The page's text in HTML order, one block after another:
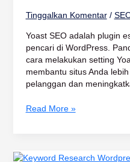
Tinggalkan Komentar /
Yoast SEO adalah plugin
pencari di WordPress.
cara melakukan setting
membantu situs Anda
pelanggan dan
Read More »
Panduan